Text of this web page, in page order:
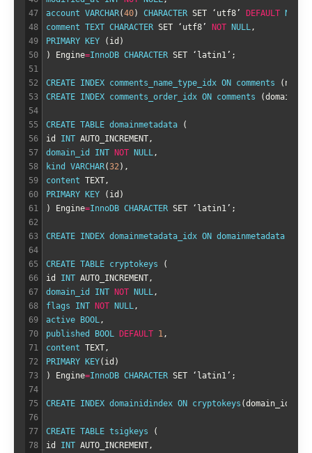
47
48
49
50
51
52
53
54
55
56
57
58
59
60
61
62
63
64
65
66
67
68
69
70
71
72
73
74
75
76
77
78
account VARCHAR(40) CHARACTER SET ‘ utf8’ DEFAULT NULL
comment TEXT CHARACTER SET ‘ utf8’ NOT NULL ,
PRIMARY KEY ( id )
)
Engine=InnoDB CHARACTER SET ‘ latin1 ’ ;
CREATE INDEX comments_name_type_idx ON comments ( name
CREATE INDEX comments_order_idx ON comments (domain_id
CREATE TABLE domainmetadata
(
id
INT AUTO_INCREMENT ,
domain_id INT NOT NULL ,
kind VARCHAR(32 ) ,
content TEXT ,
PRIMARY KEY ( id )
)
Engine=InnoDB CHARACTER SET ‘ latin1 ’ ;
CREATE INDEX domainmetadata_idx ON domainmetadata
CREATE TABLE cryptokeys
(
id
INT AUTO_INCREMENT ,
domain_id INT NOT NULL ,
flags INT NOT NULL ,
active BOOL ,
published BOOL DEFAULT 1 ,
content TEXT ,
PRIMARY KEY( id )
)
Engine=InnoDB CHARACTER SET ‘ latin1 ’ ;
CREATE INDEX domainidindex ON cryptokeys (domain_id
CREATE TABLE tsigkeys
(
id
INT AUTO_INCREMENT ,